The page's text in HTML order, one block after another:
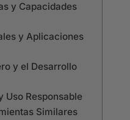
y Capacidades
y Aplicaciones
y el Desarrollo
Uso Responsable
Similares